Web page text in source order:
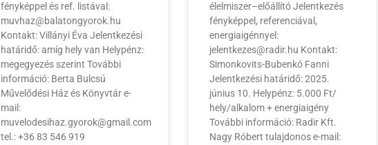
fényképpel és ref. listával:
muvhaz@balatongyorok.hu
Kontakt: Villányi Éva Jelentkezési
határidő: amíg hely van Helypénz:
megegyezés szerint További
információ: Berta Bulcsú
Művelődési Ház és Könyvtár e-
mail:
muvelodesihaz.gyorok@gmail.com
tel.: +36 83 546 919
élelmiszer–előállító Jelentkezés
fényképpel, referenciával,
energiaigénnyel:
jelentkezes@radir.hu Kontakt:
Simonkovits-Bubenkó Fanni
Jelentkezési határidő: 2025.
június 10. Helypénz: 5.000 Ft/
hely/alkalom + energiaigény
További információ: Radir Kft.
Nagy Róbert tulajdonos e-mail: